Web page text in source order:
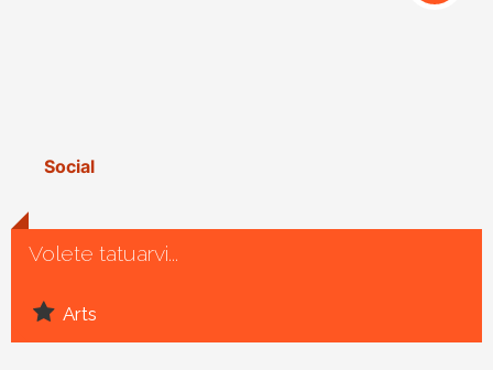
Volete tatuarvi...
Arts
Social